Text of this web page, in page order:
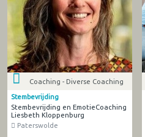
Coaching - Diverse Coaching
Stembevrijding
Stembevrijding en EmotieCoaching
Liesbeth Kloppenburg
Paterswolde